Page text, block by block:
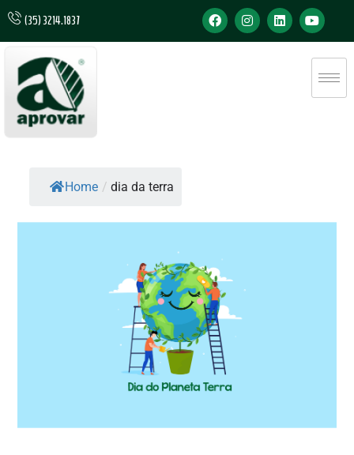
(35) 3214.1837
Home / dia da terra